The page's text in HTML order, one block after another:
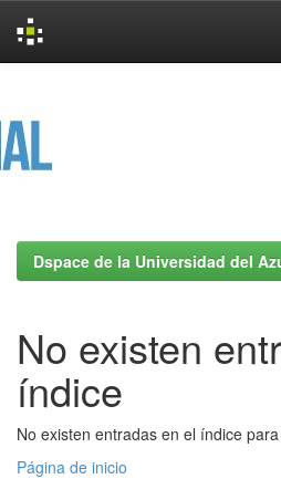
Dspace de la Universidad del
No existen
índice
No existen entradas en el índice
Página de inicio